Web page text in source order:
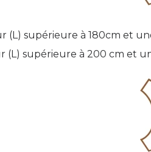
(L) supérieure à 180cm et
(L) supérieure à 200 cm et